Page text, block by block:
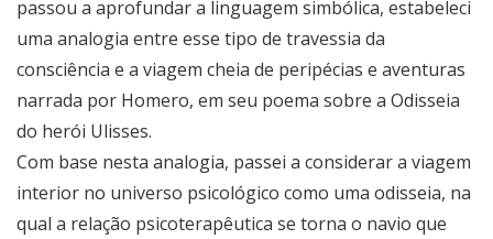
passou a aprofundar a linguagem simbólica, estabeleci
uma analogia entre esse tipo de travessia da
consciência e a viagem cheia de peripécias e aventuras
narrada por Homero, em seu poema sobre a Odisseia
do herói Ulisses.
Com base nesta analogia, passei a considerar a viagem
interior no universo psicológico como uma odisseia, na
qual a relação psicoterapêutica se torna o navio que